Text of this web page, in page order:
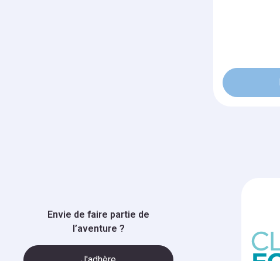
Envie de faire partie de
l’aventure ?